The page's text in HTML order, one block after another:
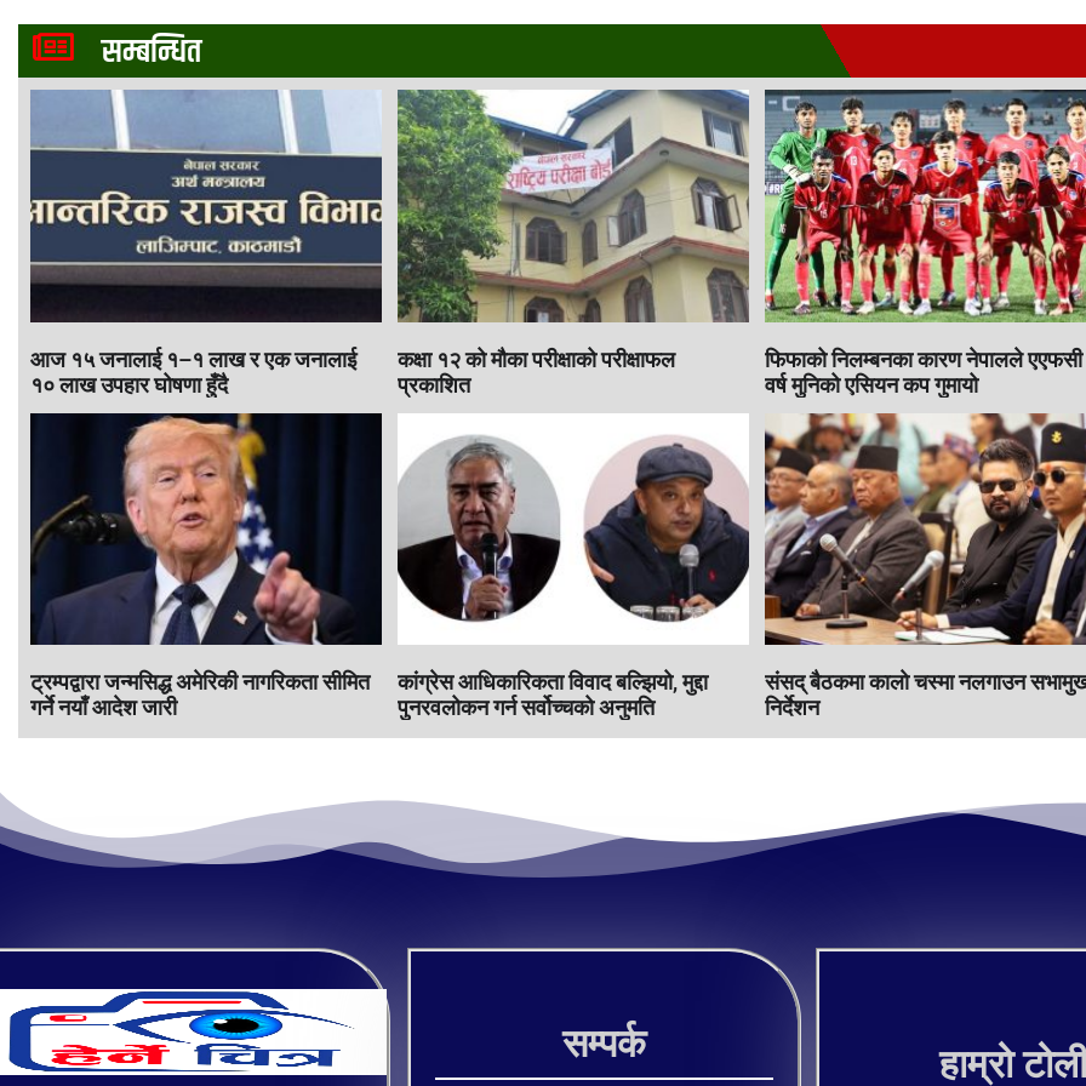
सम्बन्धित
आज १५ जनालाई १–१ लाख र एक जनालाई
१० लाख उपहार घोषणा हुँदै
कक्षा १२ को मौका परीक्षाको परीक्षाफल
प्रकाशित
फिफाको निलम्बनका कारण नेपालले
वर्ष मुनिको एसियन कप गुमायो
ट्रम्पद्वारा जन्मसिद्ध अमेरिकी नागरिकता सीमित
गर्ने नयाँ आदेश जारी
कांग्रेस आधिकारिकता विवाद बल्झियो, मुद्दा
पुनरवलोकन गर्न सर्वोच्चको अनुमति
संसद् बैठकमा कालाे चस्मा नलगाउन
निर्देशन
सम्पर्क हाम्रो टोली